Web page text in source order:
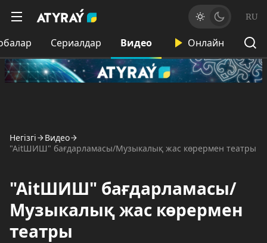
RU
Сериалдар Видео Онлайн
Негізгі
Видео
"AitШИШ" бағдарламасы/Музыкалық жас көрермен театры
"AitШИШ" бағдарламасы/
Музыкалық жас көрермен
театры